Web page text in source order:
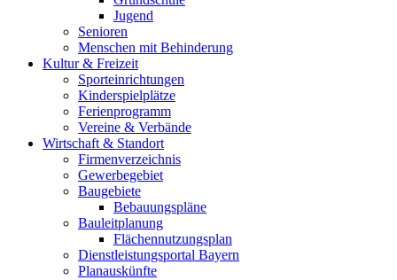
Jugend
Senioren
Menschen mit Behinderung
Kultur & Freizeit
Sporteinrichtungen
Kinderspielplätze
Ferienprogramm
Vereine & Verbände
Wirtschaft & Standort
Firmenverzeichnis
Gewerbegebiet
Baugebiete
Bebauungspläne
Bauleitplanung
Flächennutzungsplan
Dienstleistungsportal Bayern
Planauskünfte